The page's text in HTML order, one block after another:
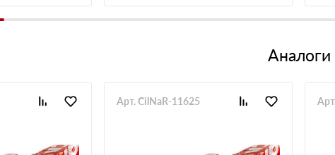
Аналоги
Арт. CilNaR-11625